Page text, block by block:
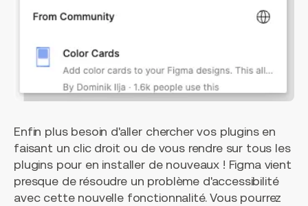
Enfin plus besoin d'aller chercher vos plugins en
faisant un clic droit ou de vous rendre sur tous les
plugins pour en installer de nouveaux ! Figma vient
presque de résoudre un problème d'accessibilité
avec cette nouvelle fonctionnalité. Vous pourrez